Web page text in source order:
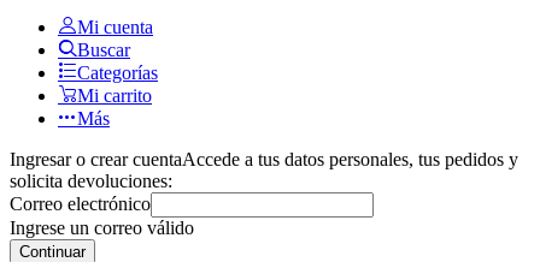
Mi cuenta
Buscar
Categorías
Mi carrito
Más
Ingresar o crear cuentaAccede a tus datos personales, tus pedidos y
solicita devoluciones:
Correo electrónico
Ingrese un correo válido
Continuar